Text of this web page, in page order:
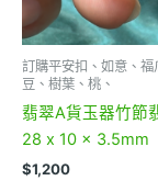
訂購平安扣、如意、福
豆、樹葉、桃、
翡翠A貨玉器竹節
28 x 10 x 3.5mm
$1,200